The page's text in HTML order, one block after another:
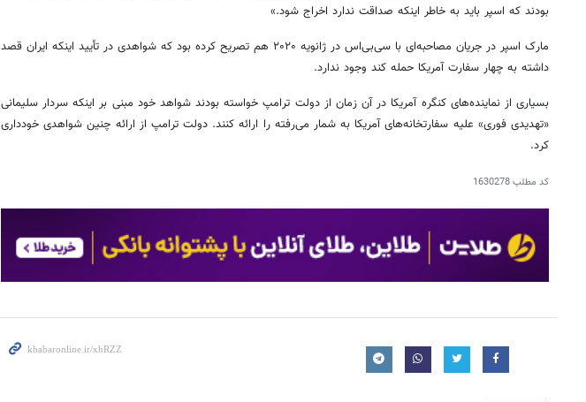
بودند که اسپر باید به خاطر اینکه صداقت ندارد اخراج شود.»
مارک اسپر در جریان مصاحبه‌ای با سی‌بی‌اس در ژانویه ۲۰۲۰ هم تصریح کرده بود که شواهدی در تأیید اینکه ایران قصد
داشته به چهار سفارت آمریکا حمله کند وجود ندارد.
بسیاری از نماینده‌های کنگره آمریکا در آن زمان از دولت ترامپ خواسته بودند شواهد خود مبنی بر اینکه سردار سلیمانی
«تهدیدی فوری» علیه سفارتخانه‌های آمریکا به شمار می‌رفته را ارائه کنند. دولت ترامپ از ارائه چنین شواهدی خودداری
کرد.
کد مطلب1630278